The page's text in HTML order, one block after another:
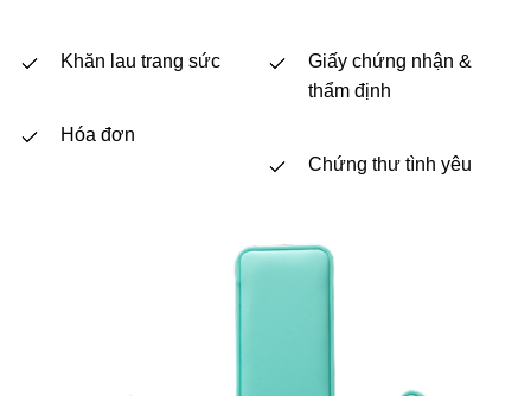
Khăn lau trang sức
Hóa đơn
Giấy chứng nhận &
thẩm định
Chứng thư tình yêu